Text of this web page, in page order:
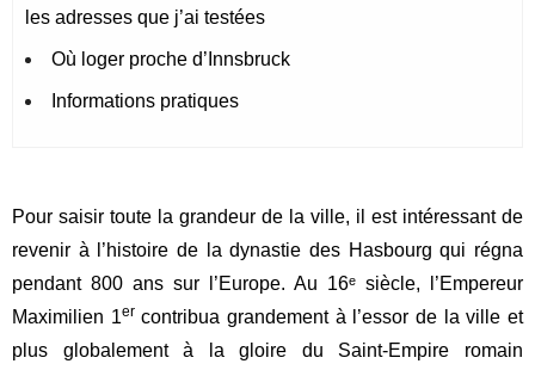
les adresses que j’ai testées
Où loger proche d’Innsbruck
Informations pratiques
Pour saisir toute la grandeur de la ville, il est intéressant de
revenir à l’histoire de la dynastie des Hasbourg qui régna
pendant 800 ans sur l’Europe. Au 16ᵉ siècle, l’Empereur
Maximilien 1er contribua grandement à l’essor de la ville et
plus globalement à la gloire du Saint-Empire romain